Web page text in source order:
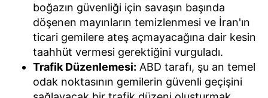
boğazın güvenliği için savaşın başında
döşenen mayınların temizlenmesi ve İran'ın
ticari gemilere ateş açmayacağına dair kesin
taahhüt vermesi gerektiğini vurguladı.
Trafik Düzenlemesi: ABD tarafı, şu an temel
odak noktasının gemilerin güvenli geçişini